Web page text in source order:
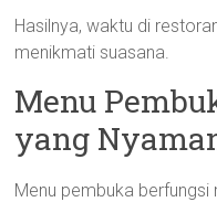
Hasilnya, waktu di
menikmati suasana.
Menu
yang
Menu pembuka